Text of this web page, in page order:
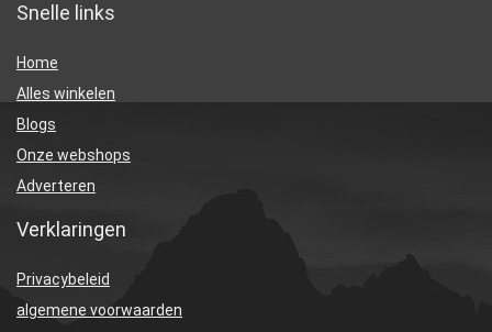
Snelle links
Home
Alles winkelen
Blogs
Onze webshops
Adverteren
Verklaringen
Privacybeleid
algemene voorwaarden